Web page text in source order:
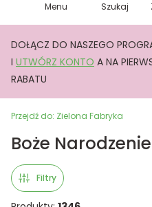
Menu Szukaj
DOŁĄCZ DO NASZEGO
I UTWÓRZ KONTO A NA
RABATU
Przejdź do: Zielona Fabryka
Boże Narodzenie
Filtry